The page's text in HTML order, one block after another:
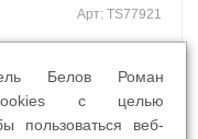
Арт: TS77921
Белов Роман
cookies с целью
пользоваться веб-